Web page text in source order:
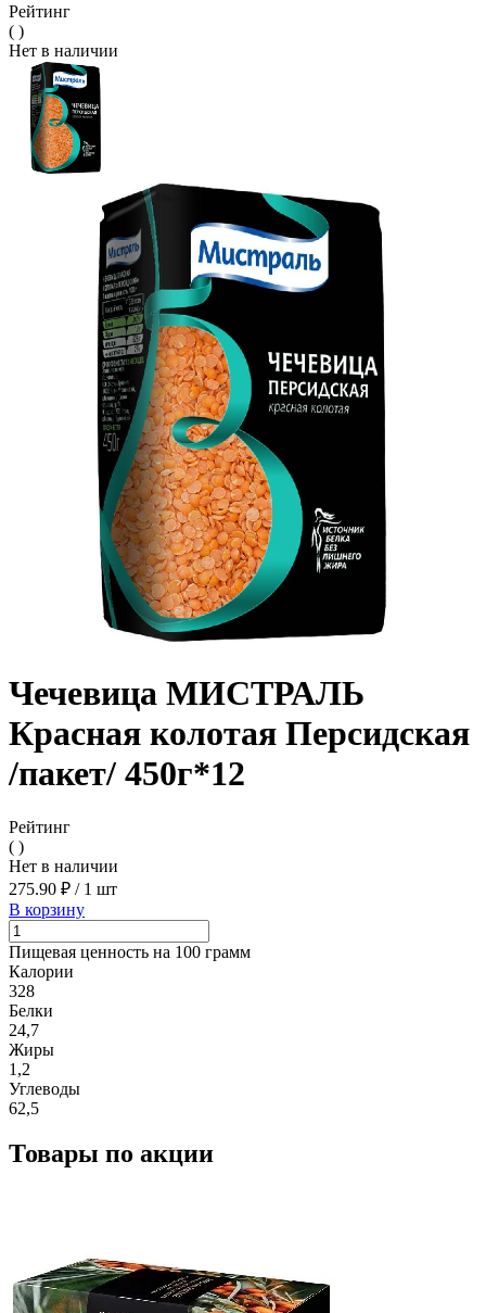
Рейтинг
( )
Нет в наличии
Чечевица МИСТРАЛЬ
Красная колотая Персидская
/пакет/ 450г*12
Рейтинг
( )
Нет в наличии
275.90 ₽ /1 шт
В корзину
Пищевая ценность на 100 грамм
Калории
328
Белки
24,7
Жиры
1,2
Углеводы
62,5
Товары по акции